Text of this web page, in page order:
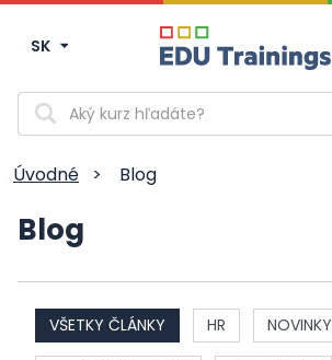
SK
Vyhľadávanie
Úvodné > Blog
Blog
VŠETKY ČLÁNKY HR NOVINKY